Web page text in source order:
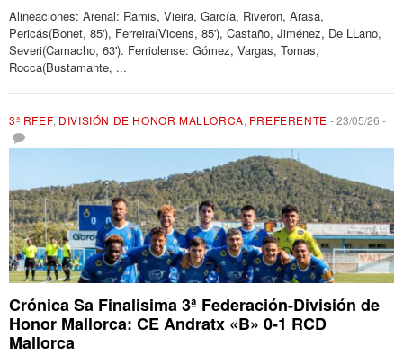
Alineaciones: Arenal: Ramis, Vieira, García, Riveron, Arasa,
Pericás(Bonet, 85'), Ferreira(Vicens, 85'), Castaño, Jiménez, De LLano,
Severi(Camacho, 63'). Ferriolense: Gómez, Vargas, Tomas,
Rocca(Bustamante, ...
3ª RFEF, DIVISIÓN DE HONOR MALLORCA, PREFERENTE -23/05/26 -
Crónica Sa Finalisima 3ª Federación-División de
Honor Mallorca: CE Andratx «B» 0-1 RCD
Mallorca